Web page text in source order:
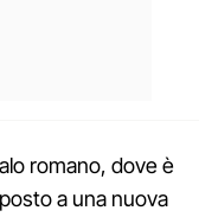
romano, dove è
a una nuova